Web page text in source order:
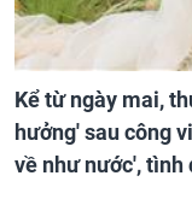
Kể từ ngày mai,
hưởng' sau công
về như nước', tình